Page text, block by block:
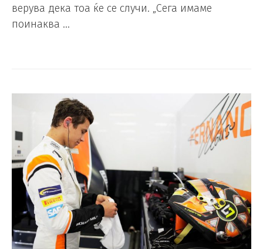
верува дека тоа ќе се случи. „Сега имаме
поинаква …